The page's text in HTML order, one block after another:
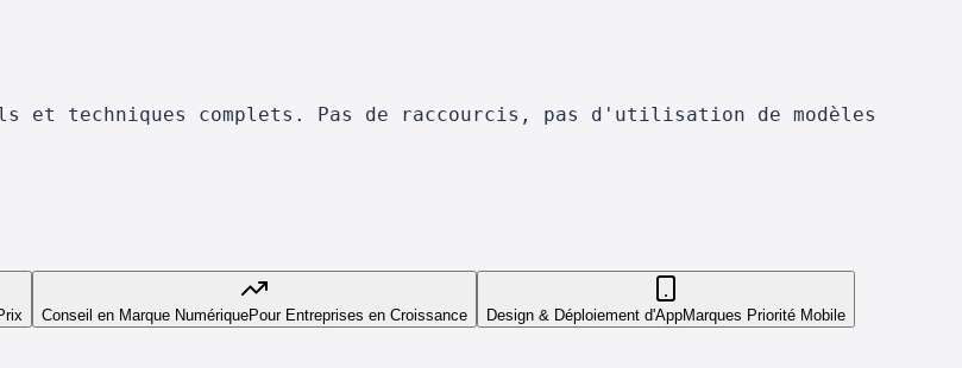
et techniques complets. Pas de raccourcis, pas d'utilisation de modèles
Conseil en Marque NumériquePour Entreprises en Croissance Design & Déploiement d'AppMarques Priorité Mobile